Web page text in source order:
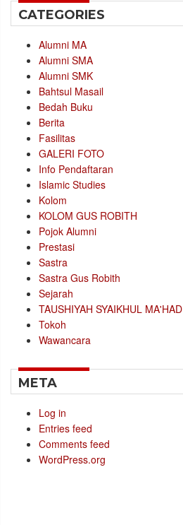
CATEGORIES
Alumni MA
Alumni SMA
Alumni SMK
Bahtsul Masail
Bedah Buku
Berita
Fasilitas
GALERI FOTO
Info Pendaftaran
Islamic Studies
Kolom
KOLOM GUS ROBITH
Pojok Alumni
Prestasi
Sastra
Sastra Gus Robith
Sejarah
TAUSHIYAH SYAIKHUL MA'HAD
Tokoh
Wawancara
META
Log in
Entries feed
Comments feed
WordPress.org